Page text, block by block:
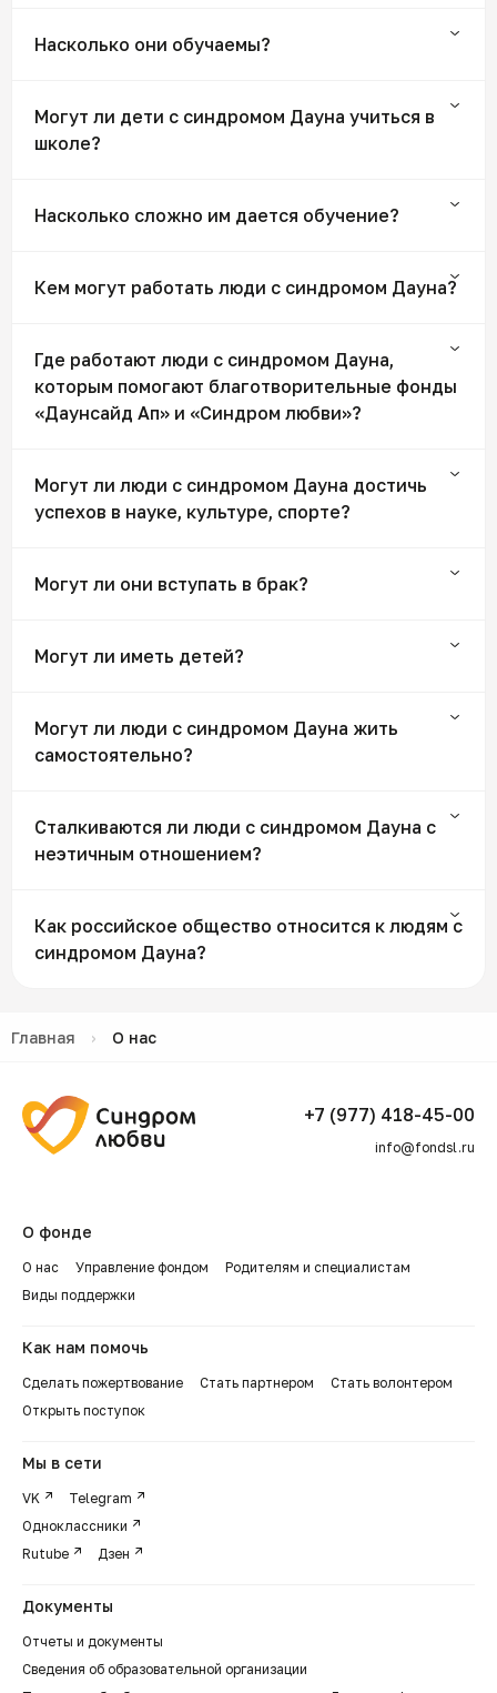
Насколько они обучаемы?
Могут ли дети с синдромом Дауна учиться в
школе?
Насколько сложно им дается обучение?
Кем могут работать люди с синдромом Дауна?
Где работают люди с синдромом Дауна,
которым помогают благотворительные фонды
«Даунсайд Ап» и «Синдром любви»?
Могут ли люди с синдромом Дауна достичь
успехов в науке, культуре, спорте?
Могут ли они вступать в брак?
Могут ли иметь детей?
Могут ли люди с синдромом Дауна жить
самостоятельно?
Сталкиваются ли люди с синдромом Дауна с
неэтичным отношением?
Как российское общество относится к людям с
синдромом Дауна?
Главная › О нас
+7 (977) 418-45-00
info@fondsl.ru
О фонде
О нас Управление фондом
Родителям и специалистам
Виды поддержки
Как нам помочь
Сделать пожертвование Стать партнером
Стать волонтером
Открыть поступок
Мы в сети
VK
Telegram
Одноклассники
Rutube
Дзен
Документы
Отчеты и документы
Сведения об образовательной организации